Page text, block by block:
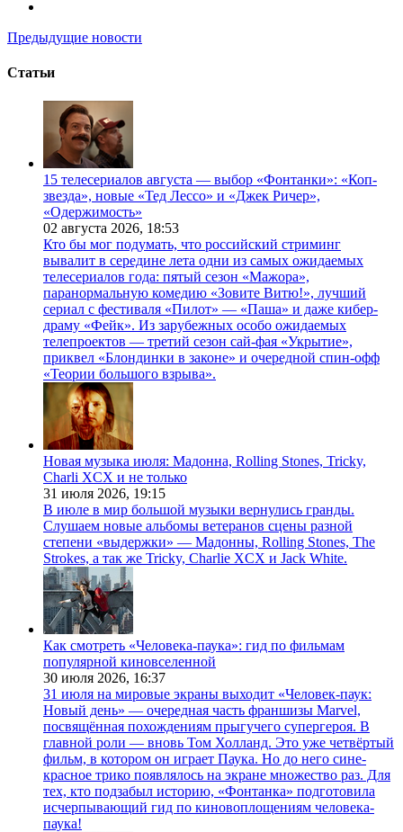
Предыдущие новости
Статьи
15 телесериалов августа — выбор «Фонтанки»: «Коп-
звезда», новые «Тед Лессо» и «Джек Ричер»,
«Одержимость»
02 августа 2026, 18:53
Кто бы мог подумать, что российский стриминг
вывалит в середине лета одни из самых ожидаемых
телесериалов года: пятый сезон «Мажора»,
паранормальную комедию «Зовите Витю!», лучший
сериал с фестиваля «Пилот» — «Паша» и даже кибер-
драму «Фейк». Из зарубежных особо ожидаемых
телепроектов — третий сезон сай-фая «Укрытие»,
приквел «Блондинки в законе» и очередной спин-офф
«Теории большого взрыва».
Новая музыка июля: Мадонна, Rolling Stones, Tricky,
Charli XCX и не только
31 июля 2026, 19:15
В июле в мир большой музыки вернулись гранды.
Слушаем новые альбомы ветеранов сцены разной
степени «выдержки» — Мадонны, Rolling Stones, The
Strokes, а так же Tricky, Charlie XCX и Jack White.
Как смотреть «Человека-паука»: гид по фильмам
популярной киновселенной
30 июля 2026, 16:37
31 июля на мировые экраны выходит «Человек-паук:
Новый день» — очередная часть франшизы Marvel,
посвящённая похождениям прыгучего супергероя. В
главной роли — вновь Том Холланд. Это уже четвёртый
фильм, в котором он играет Паука. Но до него сине-
красное трико появлялось на экране множество раз. Для
тех, кто подзабыл историю, «Фонтанка» подготовила
исчерпывающий гид по киновоплощениям человека-
паука!